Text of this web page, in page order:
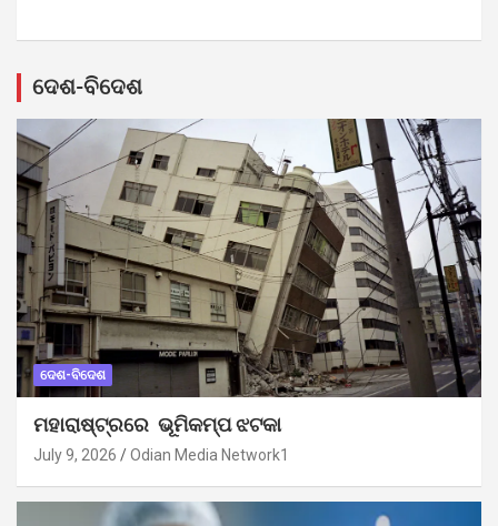
ଦେଶ-ବିଦେଶ
ଦେଶ-ବିଦେଶ
ମହାରାଷ୍ଟ୍ରରେ ଭୂମିକମ୍ପ ଝଟକା
July 9, 2026 Odian Media Network1